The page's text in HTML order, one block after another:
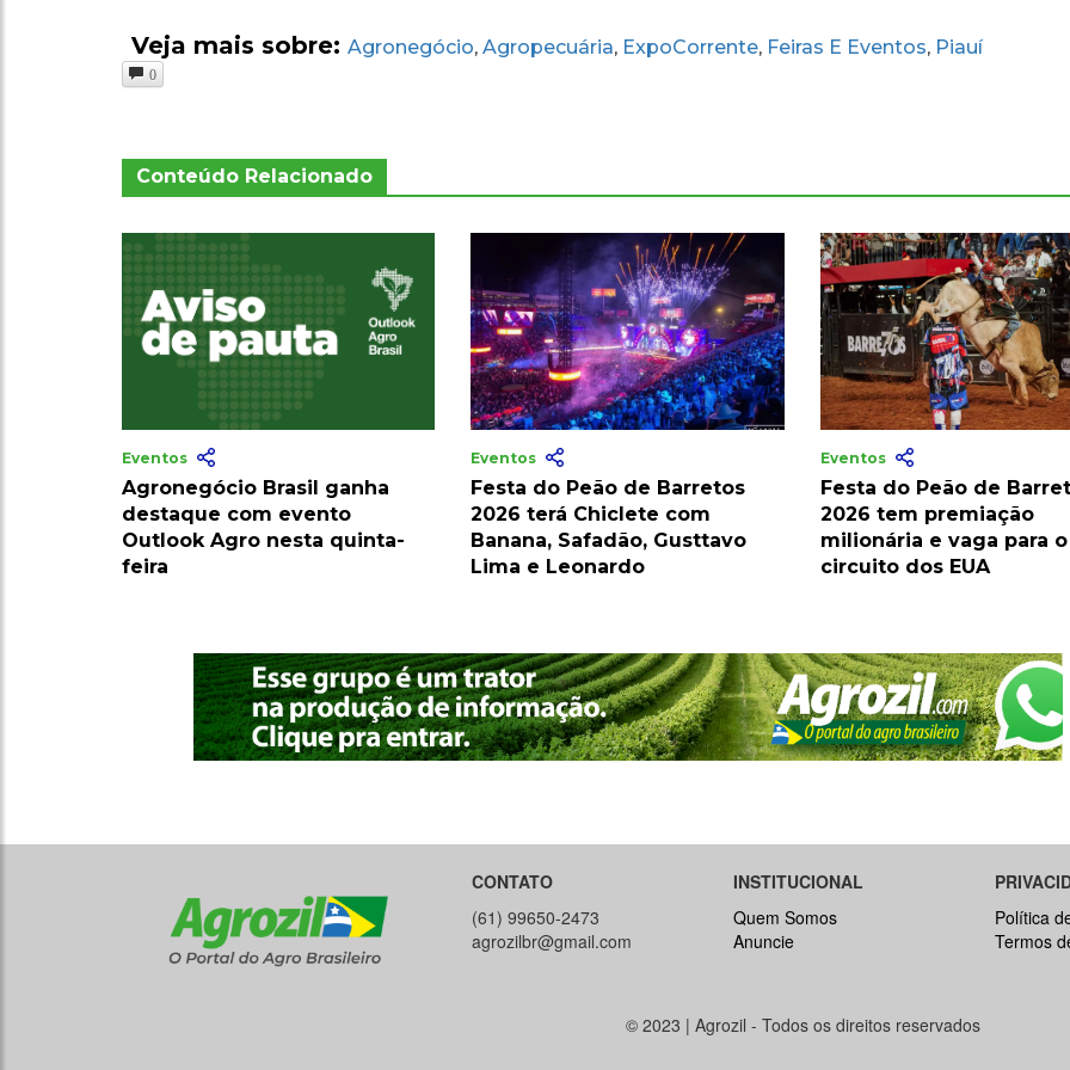
Veja mais sobre: Agronegócio, Agropecuária, ExpoCorrente, Feiras E Eventos, Piauí
0
Conteúdo Relacionado
Eventos
Agronegócio Brasil ganha
destaque com evento
Outlook Agro nesta quinta-
feira
Eventos
Festa do Peão de Barretos
2026 terá Chiclete com
Banana, Safadão, Gusttavo
Lima e Leonardo
Eventos
Festa do Peão de
2026 tem premiação
milionária e vaga para o
circuito dos EUA
CONTATO
(61) 99650-2473
agrozilbr@gmail.com
INSTITUCIONAL
Quem Somos
Anuncie
Política
Termos
© 2023 | Agrozil - Todos os direitos reservados